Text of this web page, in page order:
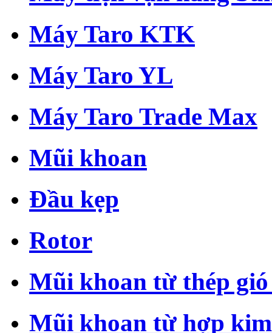
Máy Taro KTK
Máy Taro YL
Máy Taro Trade Max
Mũi khoan
Đầu kẹp
Rotor
Mũi khoan từ thép gió
Mũi khoan từ hợp